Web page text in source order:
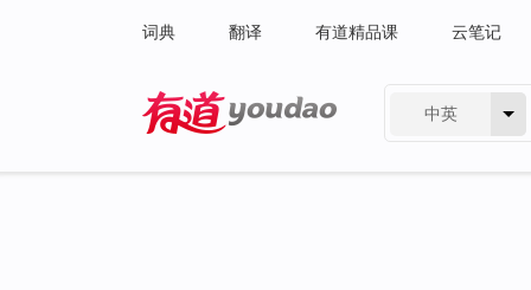
词典 翻译 有道精品课 云笔记
中英